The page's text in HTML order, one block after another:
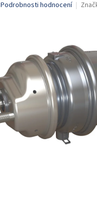
Podrobnosti hodnocení